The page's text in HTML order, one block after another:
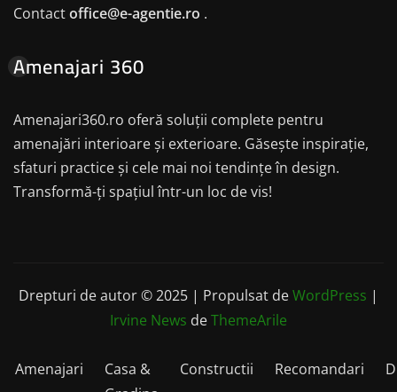
Contactoffice@e-agentie.ro .
Amenajari 360
Amenajari360.ro oferă soluții complete pentru
amenajări interioare și exterioare. Găsește inspirație,
sfaturi practice și cele mai noi tendințe în design.
Transformă-ți spațiul într-un loc de vis!
Drepturi de autor © 2025 | Propulsat deWordPress |
Irvine News deThemeArile
Amenajari
Casa &
Constructii Recomandari